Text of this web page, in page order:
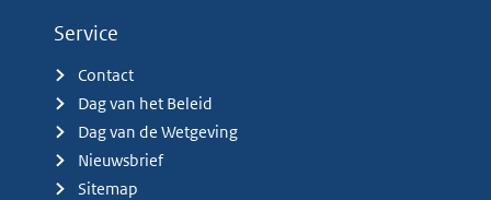
Service
Contact
Dag van het Beleid
Dag van de Wetgeving
Nieuwsbrief
Sitemap